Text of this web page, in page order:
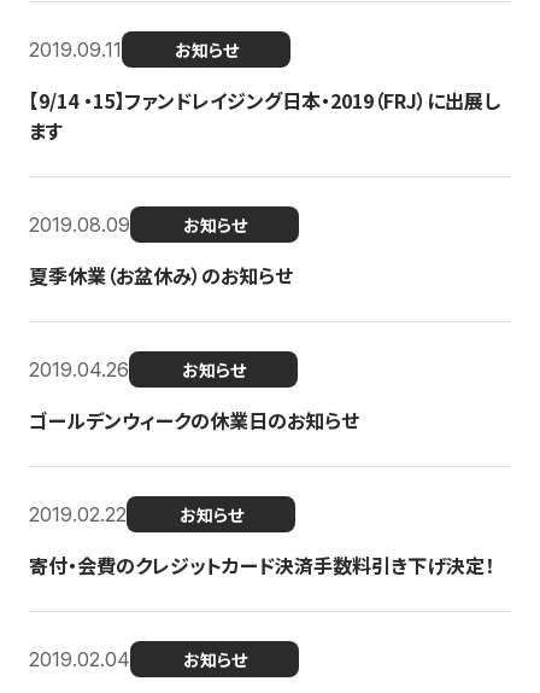
2019.09.11 お知らせ
【9/14 ・15】ファンドレイジング日本・2019（FRJ）に出展し
ます
2019.08.09 お知らせ
夏季休業（お盆休み）のお知らせ
2019.04.26 お知らせ
ゴールデンウィークの休業日のお知らせ
2019.02.22 お知らせ
寄付・会費のクレジットカード決済手数料引き下げ決定！
2019.02.04 お知らせ